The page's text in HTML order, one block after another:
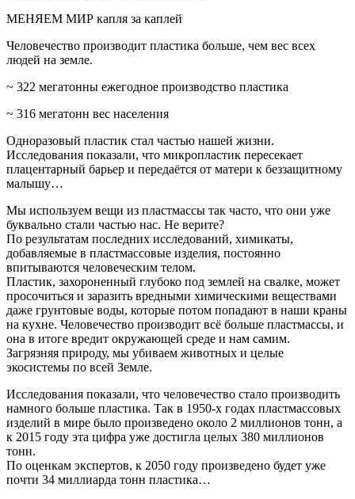
МЕНЯЕМ МИР капля за каплей
Человечество производит пластика больше, чем вес всех
людей на земле.
~ 322 мегатонны ежегодное производство пластика
~ 316 мегатонн вес населения
Одноразовый пластик стал частью нашей жизни.
Исследования показали, что микропластик пересекает
плацентарный барьер и передаётся от матери к беззащитному
малышу…
Мы используем вещи из пластмассы так часто, что они уже
буквально стали частью нас. Не верите?
По результатам последних исследований, химикаты,
добавляемые в пластмассовые изделия, постоянно
впитываются человеческим телом.
Пластик, захороненный глубоко под землей на свалке, может
просочиться и заразить вредными химическими веществами
даже грунтовые воды, которые потом попадают в наши краны
на кухне. Человечество производит всё больше пластмассы, и
она в итоге вредит окружающей среде и нам самим.
Загрязняя природу, мы убиваем животных и целые
экосистемы по всей Земле.
Исследования показали, что человечество стало производить
намного больше пластика. Так в 1950-х годах пластмассовых
изделий в мире было произведено около 2 миллионов тонн, а
к 2015 году эта цифра уже достигла целых 380 миллионов
тонн.
По оценкам экспертов, к 2050 году произведено будет уже
почти 34 миллиарда тонн пластика…